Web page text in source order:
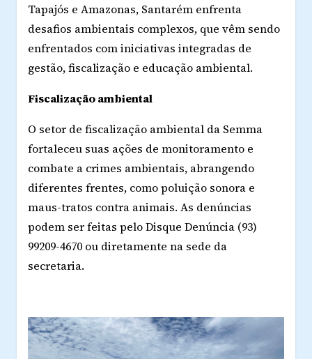
Tapajós e Amazonas, Santarém enfrenta
desafios ambientais complexos, que vêm sendo
enfrentados com iniciativas integradas de
gestão, fiscalização e educação ambiental.
Fiscalização ambiental
O setor de fiscalização ambiental da Semma
fortaleceu suas ações de monitoramento e
combate a crimes ambientais, abrangendo
diferentes frentes, como poluição sonora e
maus-tratos contra animais. As denúncias
podem ser feitas pelo Disque Denúncia (93)
99209-4670 ou diretamente na sede da
secretaria.